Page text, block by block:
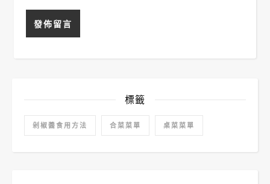
標籤
剁椒醬食用方法 合菜菜單 桌菜菜單